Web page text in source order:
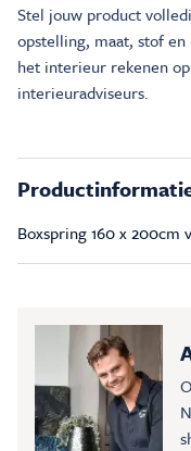
Stel jouw product
opstelling, maat, stof
het interieur rekenen
interieuradviseurs.
Boxspring 160 x 200cm